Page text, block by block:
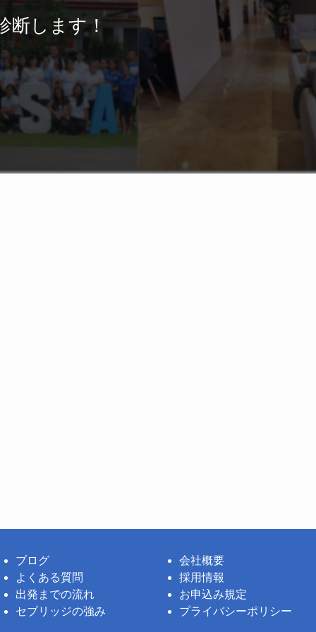
します！
ブログ
よくある質問
出発までの流れ
セブリッジの強み
会社概要
採用情報
お申込み規定
プライバシーポリシー